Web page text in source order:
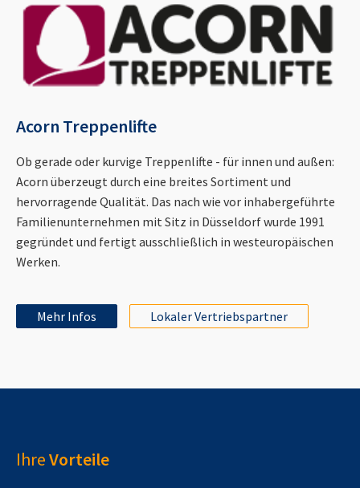
Acorn Treppenlifte
Ob gerade oder kurvige Treppenlifte - für innen und außen:
Acorn überzeugt durch eine breites Sortiment und
hervorragende Qualität. Das nach wie vor inhabergeführte
Familienunternehmen mit Sitz in Düsseldorf wurde 1991
gegründet und fertigt ausschließlich in westeuropäischen
Werken.
Mehr Infos Lokaler Vertriebspartner
IhreVorteile